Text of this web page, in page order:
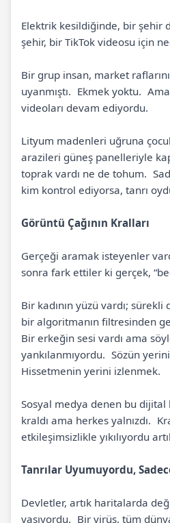
Elektrik kesildiğinde, bir şehir
şehir, bir TikTok videosu için
Bir grup insan, market
uyanmıştı. Ekmek yoktu.
videoları devam ediyordu.
Lityum madenleri uğruna
arazileri güneş panelleriyle
toprak vardı ne de tohum.
kim kontrol ediyorsa, tanrı
Görüntü Çağının Kralları
Gerçeği aramak isteyenler
sonra fark ettiler ki gerçek,
Bir kadının yüzü vardı;
bir algoritmanın filtresinden
Bir erkeğin sesi vardı ama
yankılanmıyordu. Sözün
Hissetmenin yerini izlenmek.
Sosyal medya denen bu dijital
kraldı ama herkes yalnızdı.
etkileşimsizlikle yıkılıyordu
Tanrılar Uyumuyordu,
Devletler, artık haritalarda
yaşıyordu. Bir virüs, tüm